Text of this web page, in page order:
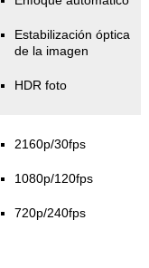
Estabilización óptica
de la imagen
HDR foto
2160p/30fps
1080p/120fps
720p/240fps